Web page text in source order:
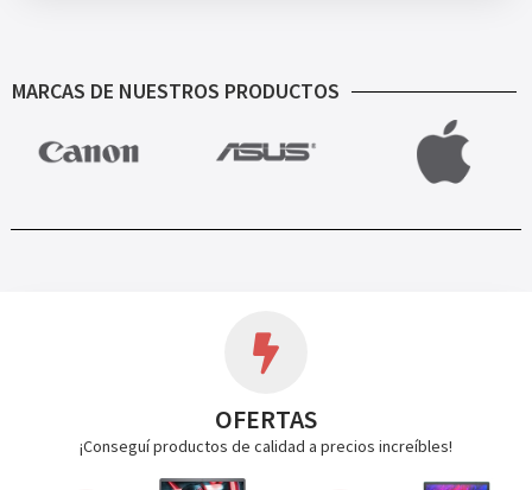
MARCAS DE NUESTROS PRODUCTOS
OFERTAS
¡Conseguí productos de calidad a precios increíbles!